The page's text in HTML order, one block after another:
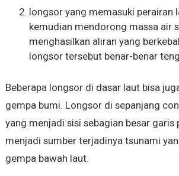
longsor yang memasuki perairan
kemudian mendorong massa air
menghasilkan aliran yang
longsor tersebut benar-benar
Beberapa longsor di dasar laut bisa
gempa bumi. Longsor di sepanjang
yang menjadi sisi sebagian besar garis
menjadi sumber terjadinya tsunami
gempa bawah laut.